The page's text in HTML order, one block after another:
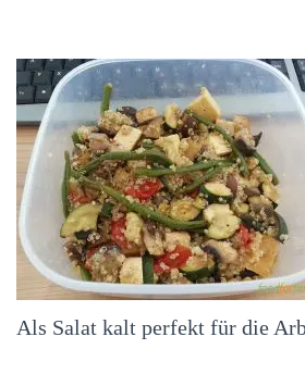
Als Salat kalt perfekt für die